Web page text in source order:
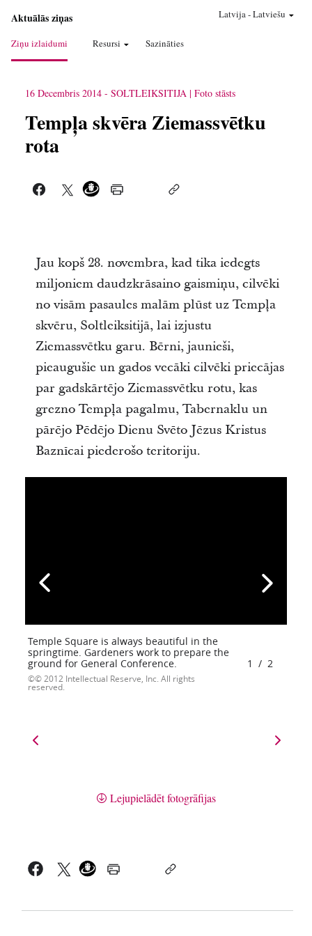
Aktuālās ziņas
Ziņu izlaidumi Resursi Sazināties
Latvija-Latviešu
16 Decembris 2014 - SOLTLEIKSITIJA Foto stāsts
Tempļa skvēra Ziemassvētku
rota
Jau kopš 28. novembra, kad tika iedegts
miljoniem daudzkrāsaino gaismiņu, cilvēki
no visām pasaules malām plūst uz Tempļa
skvēru, Soltleiksitijā, lai izjustu
Ziemassvētku garu. Bērni, jaunieši,
pieaugušie un gados vecāki cilvēki priecājas
par gadskārtējo Ziemassvētku rotu, kas
grezno Tempļa pagalmu, Tabernaklu un
pārējo Pēdējo Dienu Svēto Jēzus Kristus
Baznīcai piederošo teritoriju.
Temple Square is always beautiful in the
springtime. Gardeners work to prepare the
ground for General Conference.
© 2012 Intellectual Reserve, Inc. All rights
reserved.
1 / 2
Lejupielādēt fotogrāfijas